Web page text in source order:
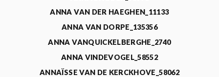
ANNA VAN DER HAEGHEN_11133
ANNA VAN DORPE_135356
ANNA VANQUICKELBERGHE_2740
ANNA VINDEVOGEL_58552
ANNAÏSSE VAN DE KERCKHOVE_58062